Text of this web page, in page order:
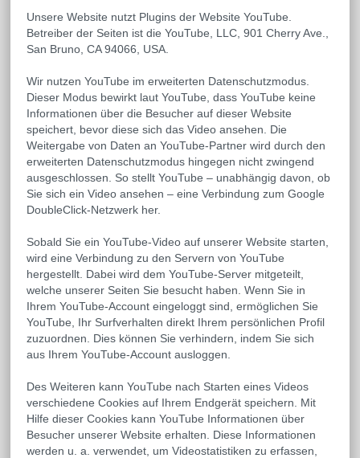
Unsere Website nutzt Plugins der Website YouTube.
Betreiber der Seiten ist die YouTube, LLC, 901 Cherry Ave.,
San Bruno, CA 94066, USA.
Wir nutzen YouTube im erweiterten Datenschutzmodus.
Dieser Modus bewirkt laut YouTube, dass YouTube keine
Informationen über die Besucher auf dieser Website
speichert, bevor diese sich das Video ansehen. Die
Weitergabe von Daten an YouTube-Partner wird durch den
erweiterten Datenschutzmodus hingegen nicht zwingend
ausgeschlossen. So stellt YouTube – unabhängig davon, ob
Sie sich ein Video ansehen – eine Verbindung zum Google
DoubleClick-Netzwerk her.
Sobald Sie ein YouTube-Video auf unserer Website starten,
wird eine Verbindung zu den Servern von YouTube
hergestellt. Dabei wird dem YouTube-Server mitgeteilt,
welche unserer Seiten Sie besucht haben. Wenn Sie in
Ihrem YouTube-Account eingeloggt sind, ermöglichen Sie
YouTube, Ihr Surfverhalten direkt Ihrem persönlichen Profil
zuzuordnen. Dies können Sie verhindern, indem Sie sich
aus Ihrem YouTube-Account ausloggen.
Des Weiteren kann YouTube nach Starten eines Videos
verschiedene Cookies auf Ihrem Endgerät speichern. Mit
Hilfe dieser Cookies kann YouTube Informationen über
Besucher unserer Website erhalten. Diese Informationen
werden u. a. verwendet, um Videostatistiken zu erfassen,